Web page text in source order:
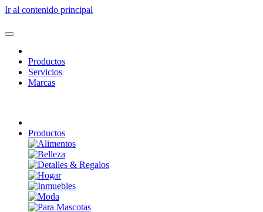
Ir al contenido principal
Productos
Servicios
Marcas
Productos